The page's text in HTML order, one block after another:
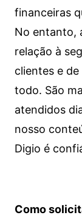
financeiras
No entanto,
relação à
clientes e
todo. São
atendidos
nosso
Digio é
Como